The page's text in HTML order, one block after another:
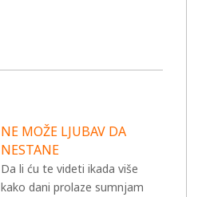
NE MOŽE LJUBAV DA
NESTANE
Da li ću te videti ikada više
kako dani prolaze sumnjam